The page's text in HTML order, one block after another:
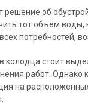
решение об
тот объём
потребностей,
колодца стоит
работ.
на